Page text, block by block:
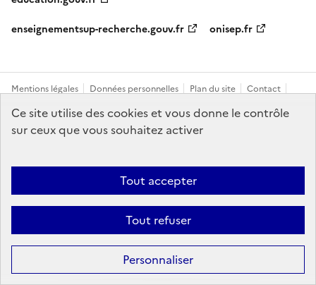
Ce site utilise des cookies et vous donne le contrôle
sur ceux que vous souhaitez activer
Tout accepter
Tout refuser
Personnaliser
enseignementsup-recherche.gouv.fr
onisep.fr
Mentions légales Données personnelles Plan du site
Contact
Accessibilité : partiellement conforme
Sauf mention explicite de propriété intellectuelle détenue par des tiers,